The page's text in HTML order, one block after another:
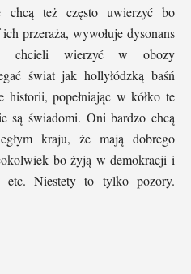
chcą też często uwierzyć bo
przeraża, wywołuje dysonans
chcieli wierzyć w obozy
świat jak hollyłódzką baśń
historii, popełniając w kółko te
są świadomi. Oni bardzo chcą
kraju, że mają dobrego
bo żyją w demokracji i
etc. Niestety to tylko pozory.